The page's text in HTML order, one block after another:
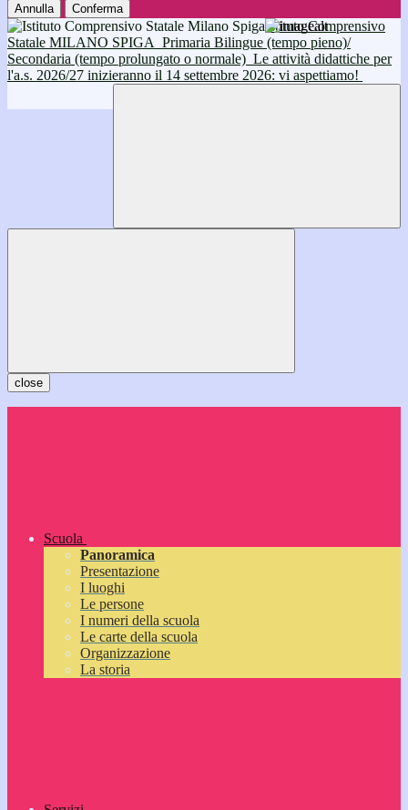
Annulla Conferma
Istituto Comprensivo
Statale MILANO SPIGA Primaria Bilingue (tempo pieno)/
Secondaria (tempo prolungato o normale) Le attività didattiche per
l'a.s. 2026/27 inizieranno il 14 settembre 2026: vi aspettiamo!
close
Scuola
Panoramica
Presentazione
I luoghi
Le persone
I numeri della scuola
Le carte della scuola
Organizzazione
La storia